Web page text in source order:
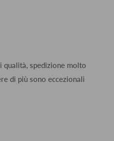
qualità, spedizione molto
di più sono eccezionali